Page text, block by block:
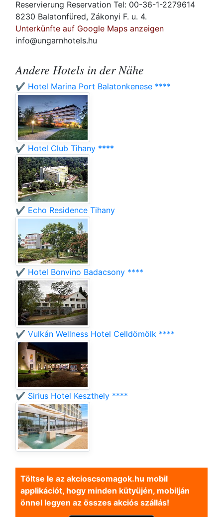
Reservierung Reservation Tel: 00-36-1-2279614
8230 Balatonfüred, Zákonyi F. u. 4.
Unterkünfte auf Google Maps anzeigen
info@ungarnhotels.hu
Andere Hotels in der Nähe
✔️ Hotel Marina Port Balatonkenese ****
✔️ Hotel Club Tihany ****
✔️ Echo Residence Tihany
✔️ Hotel Bonvino Badacsony ****
✔️ Vulkán Wellness Hotel Celldömölk ****
✔️ Sirius Hotel Keszthely ****
Töltse le az akcioscsomagok.hu mobil
applikációt, hogy minden kütyüjén, mobilján
önnel legyen az összes akciós szállás!